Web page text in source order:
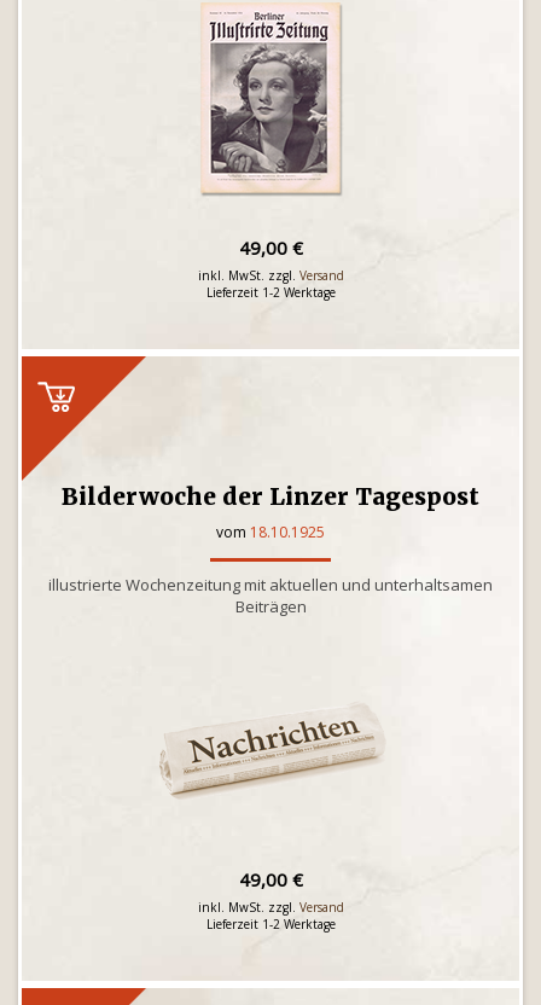
49,00 €
inkl. MwSt. zzgl. Versand
Lieferzeit 1-2 Werktage
Bilderwoche der Linzer Tagespost
vom 18.10.1925
illustrierte Wochenzeitung mit aktuellen und unterhaltsamen
Beiträgen
49,00 €
inkl. MwSt. zzgl. Versand
Lieferzeit 1-2 Werktage